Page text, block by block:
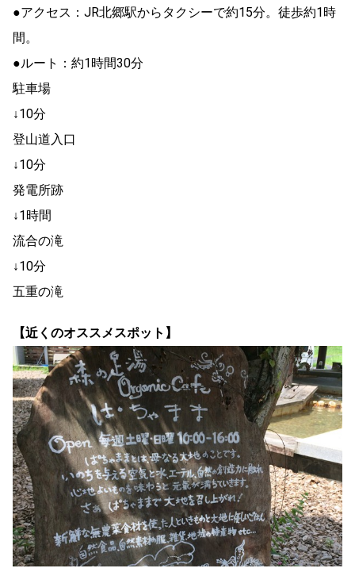
●アクセス：JR北郷駅からタクシーで約15分。徒歩約1時
間。
●ルート：約1時間30分
駐車場
↓10分
登山道入口
↓10分
発電所跡
↓1時間
流合の滝
↓10分
五重の滝
【近くのオススメスポット】